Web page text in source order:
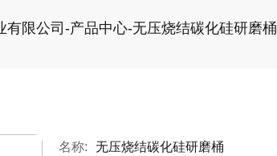
有限公司-产品中心-无压烧结碳化硅研磨桶
名称: 无压烧结碳化硅研磨桶